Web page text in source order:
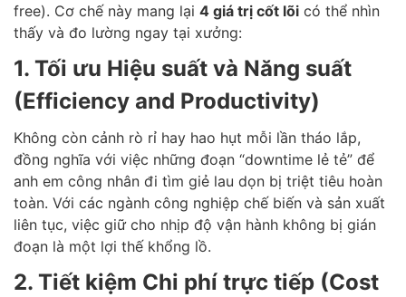
free). Cơ chế này mang lại 4 giá trị cốt lõi có thể nhìn
thấy và đo lường ngay tại xưởng:
1. Tối ưu Hiệu suất và Năng suất
(Efficiency and Productivity)
Không còn cảnh rò rỉ hay hao hụt mỗi lần tháo lắp,
đồng nghĩa với việc những đoạn “downtime lẻ tẻ” để
anh em công nhân đi tìm giẻ lau dọn bị triệt tiêu hoàn
toàn. Với các ngành công nghiệp chế biến và sản xuất
liên tục, việc giữ cho nhịp độ vận hành không bị gián
đoạn là một lợi thế khổng lồ.
2. Tiết kiệm Chi phí trực tiếp (Cost